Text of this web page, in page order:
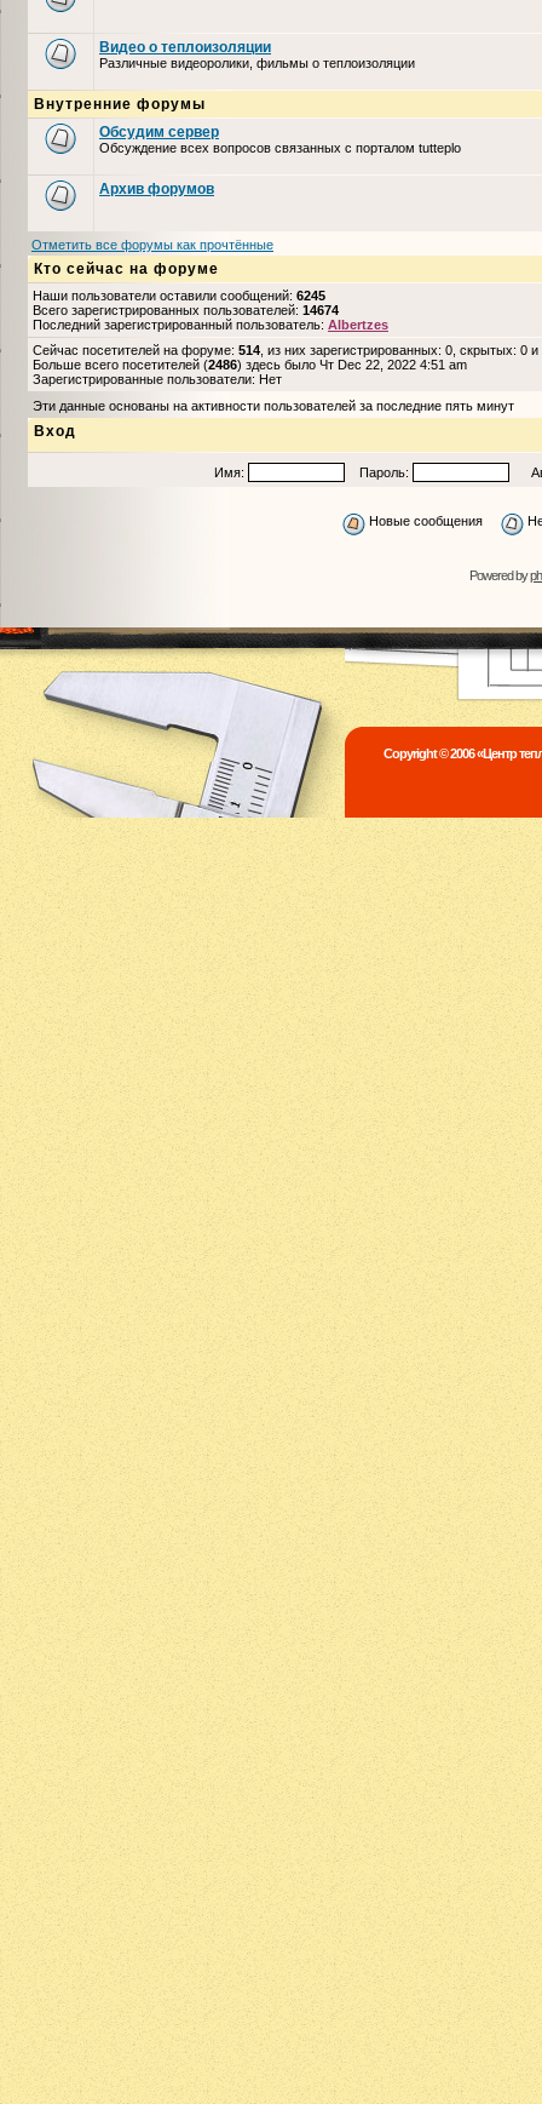
Видео о теплоизоляции
Различные видеоролики, фильмы о теплоизоляции
Внутренние форумы
Обсудим сервер
Обсуждение всех вопросов связанных с порталом tutteplo
Архив форумов
Отметить все форумы как прочтённые
Кто сейчас на форуме
Наши пользователи оставили сообщений: 6245
Всего зарегистрированных пользователей: 14674
Последний зарегистрированный пользователь: Albertzes
Сейчас посетителей на форуме: 514 , из них зарегистрированных: 0, скрытых: 0
Больше всего посетителей (2486) здесь было Чт Dec 22, 2022 4:51 am
Зарегистрированные пользователи: Нет
Эти данные основаны на активности пользователей за последние пять минут
Вход
Имя: Пароль:
Новые сообщения
Powered by
Copyright © 2006 «Центр